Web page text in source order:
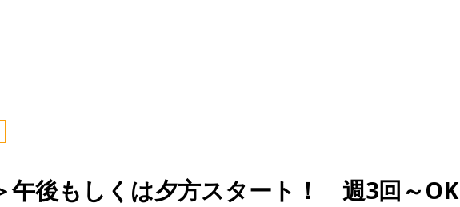
午後もしくは夕方スタート！ 週3回～